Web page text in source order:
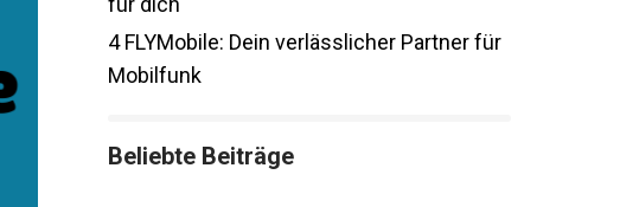
4FLYMobile: Dein verlässlicher Partner für
Mobilfunk
Beliebte Beiträge